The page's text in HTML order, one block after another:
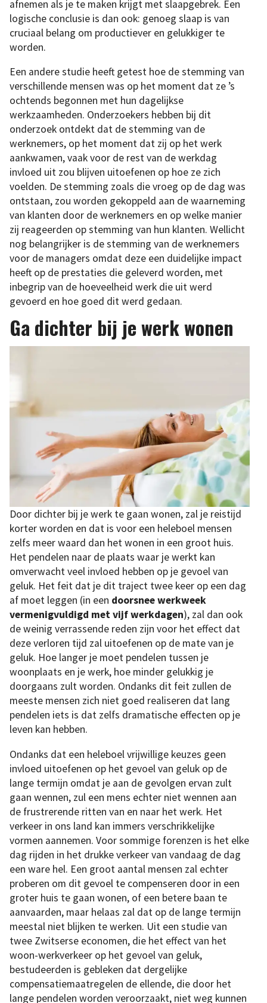
afnemen als je te maken krijgt met slaapgebrek. Een
logische conclusie is dan ook: genoeg slaap is van
cruciaal belang om productiever en gelukkiger te
worden.
Een andere studie heeft getest hoe de stemming van
verschillende mensen was op het moment dat ze ’s
ochtends begonnen met hun dagelijkse
werkzaamheden. Onderzoekers hebben bij dit
onderzoek ontdekt dat de stemming van de
werknemers, op het moment dat zij op het werk
aankwamen, vaak voor de rest van de werkdag
invloed uit zou blijven uitoefenen op hoe ze zich
voelden. De stemming zoals die vroeg op de dag was
ontstaan, zou worden gekoppeld aan de waarneming
van klanten door de werknemers en op welke manier
zij reageerden op stemming van hun klanten. Wellicht
nog belangrijker is de stemming van de werknemers
voor de managers omdat deze een duidelijke impact
heeft op de prestaties die geleverd worden, met
inbegrip van de hoeveelheid werk die uit werd
gevoerd en hoe goed dit werd gedaan.
Ga dichter bij je werk wonen
Door dichter bij je werk te gaan wonen, zal je reistijd
korter worden en dat is voor een heleboel mensen
zelfs meer waard dan het wonen in een groot huis.
Het pendelen naar de plaats waar je werkt kan
omverwacht veel invloed hebben op je gevoel van
geluk. Het feit dat je dit traject twee keer op een dag
af moet leggen (in een doorsnee werkweek
vermenigvuldigd met vijf werkdagen), zal dan ook
de weinig verrassende reden zijn voor het effect dat
deze verloren tijd zal uitoefenen op de mate van je
geluk. Hoe langer je moet pendelen tussen je
woonplaats en je werk, hoe minder gelukkig je
doorgaans zult worden. Ondanks dit feit zullen de
meeste mensen zich niet goed realiseren dat lang
pendelen iets is dat zelfs dramatische effecten op je
leven kan hebben.
Ondanks dat een heleboel vrijwillige keuzes geen
invloed uitoefenen op het gevoel van geluk op de
lange termijn omdat je aan de gevolgen ervan zult
gaan wennen, zul een mens echter niet wennen aan
de frustrerende ritten van en naar het werk. Het
verkeer in ons land kan immers verschrikkelijke
vormen aannemen. Voor sommige forenzen is het elke
dag rijden in het drukke verkeer van vandaag de dag
een ware hel. Een groot aantal mensen zal echter
proberen om dit gevoel te compenseren door in een
groter huis te gaan wonen, of een betere baan te
aanvaarden, maar helaas zal dat op de lange termijn
meestal niet blijken te werken. Uit een studie van
twee Zwitserse economen, die het effect van het
woon-werkverkeer op het gevoel van geluk,
bestudeerden is gebleken dat dergelijke
compensatiemaatregelen de ellende, die door het
lange pendelen worden veroorzaakt, niet weg kunnen